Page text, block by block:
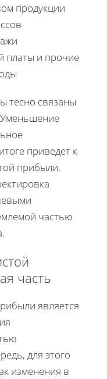
продукции
платы и прочие
тесно связаны
Уменьшение
приведет к
прибыли.
частью
часть
является
для этого
изменения в